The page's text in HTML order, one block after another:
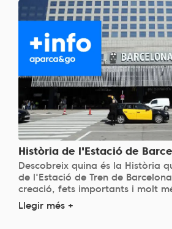
Història de l'Estació de
Descobreix quina és la Història
de l'Estació de Tren de
creació, fets importants i molt
Llegir més +